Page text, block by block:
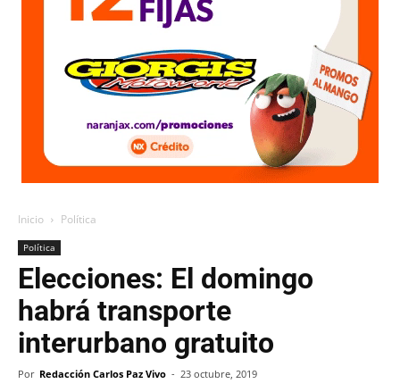
Inicio Política
Política
Elecciones: El domingo
habrá transporte
interurbano gratuito
Por Redacción Carlos Paz Vivo - 23 octubre, 2019